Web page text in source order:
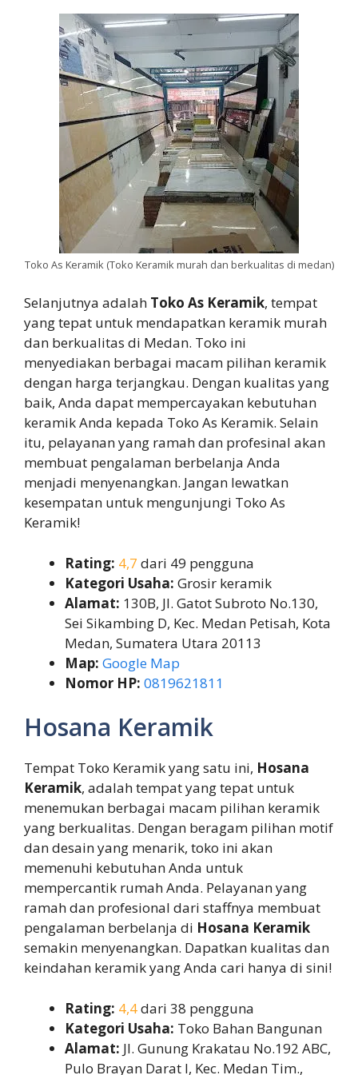
Toko As Keramik (Toko Keramik murah dan berkualitas di medan)
Selanjutnya adalah Toko As Keramik, tempat
yang tepat untuk mendapatkan keramik murah
dan berkualitas di Medan. Toko ini
menyediakan berbagai macam pilihan keramik
dengan harga terjangkau. Dengan kualitas yang
baik, Anda dapat mempercayakan kebutuhan
keramik Anda kepada Toko As Keramik. Selain
itu, pelayanan yang ramah dan profesinal akan
membuat pengalaman berbelanja Anda
menjadi menyenangkan. Jangan lewatkan
kesempatan untuk mengunjungi Toko As
Keramik!
Rating: 4,7 dari 49 pengguna
Kategori Usaha: Grosir keramik
Alamat: 130B, Jl. Gatot Subroto No.130,
Sei Sikambing D, Kec. Medan Petisah, Kota
Medan, Sumatera Utara 20113
Map: Google Map
Nomor HP: 0819621811
Hosana Keramik
Tempat Toko Keramik yang satu ini, Hosana
Keramik, adalah tempat yang tepat untuk
menemukan berbagai macam pilihan keramik
yang berkualitas. Dengan beragam pilihan motif
dan desain yang menarik, toko ini akan
memenuhi kebutuhan Anda untuk
mempercantik rumah Anda. Pelayanan yang
ramah dan profesional dari staffnya membuat
pengalaman berbelanja di Hosana Keramik
semakin menyenangkan. Dapatkan kualitas dan
keindahan keramik yang Anda cari hanya di sini!
Rating: 4,4dari 38 pengguna
Kategori Usaha: Toko Bahan Bangunan
Alamat: Jl. Gunung Krakatau No.192 ABC,
Pulo Brayan Darat I, Kec. Medan Tim.,